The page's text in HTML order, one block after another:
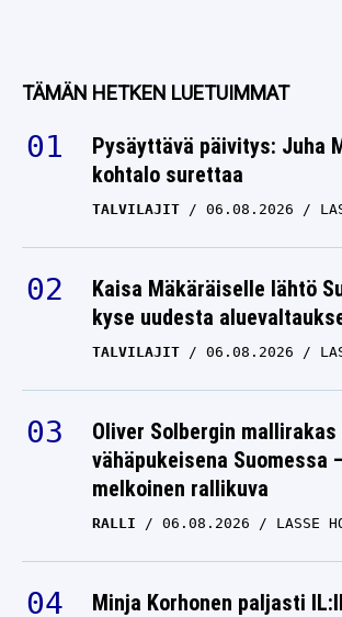
TÄMÄN HETKEN LUETUIMMAT
Pysäyttävä päivitys: Juha
kohtalo surettaa
TALVILAJIT 06.08.2026
Kaisa Mäkäräiselle lähtö
kyse uudesta
TALVILAJIT 06.08.2026
Oliver Solbergin mallirakas
vähäpukeisena Suomessa
melkoinen rallikuva
RALLI 06.08.2026 LASSE
Minja Korhonen paljasti